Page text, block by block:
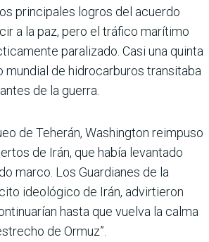
principales logros del acuerdo
a la paz, pero el tráfico marítimo
paralizado. Casi una quinta
de hidrocarburos transitaba
de la guerra.
de Teherán, Washington reimpuso
de Irán, que había levantado
marco. Los Guardianes de la
ideológico de Irán, advirtieron
hasta que vuelva la calma
de Ormuz”.